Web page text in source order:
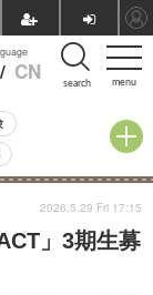
menu
/ CN search
受験
」3期生募
2026.5.29 Fri 17:15